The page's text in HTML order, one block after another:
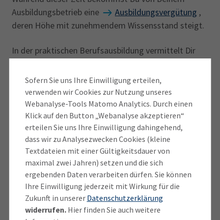
Sofern Sie uns Ihre Einwilligung erteilen,
verwenden wir Cookies zur Nutzung unseres
Webanalyse-Tools Matomo Analytics. Durch einen
Klick auf den Button „Webanalyse akzeptieren“
erteilen Sie uns Ihre Einwilligung dahingehend,
dass wir zu Analysezwecken Cookies (kleine
Textdateien mit einer Gültigkeitsdauer von
maximal zwei Jahren) setzen und die sich
ergebenden Daten verarbeiten dürfen. Sie können
Ihre Einwilligung jederzeit mit Wirkung für die
Zukunft in unserer Datenschutzerklärung
widerrufen.Hier finden Sie auch weitere
Ausbildungsbetrieb eine
Ausbildungsvergütung ,
deren Höhe mit zunehmendem Wissensstand steigt.
In der praktischen Berufsausbildung vermittelt Dir
üblichen Tätigkeitsfelder. Welcher Schwerpunkt
gesetzt wird, entscheidet das Unternehmen. Du
erlernst während der Ausbildung zum/zur
Elektroniker/-in für Geräte und Systeme unter
anderem folgende Fertigkeiten:
Analyse der geforderten Funktionen für den
geplanten Einsatzzweck sowie der
Umgebungsbedingungen
Unterstützung der Entwicklungsabteilung
Konzipierung von Schaltungen